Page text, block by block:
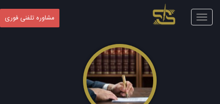
Toggle
navigation
مشاوره تلفنی فوری